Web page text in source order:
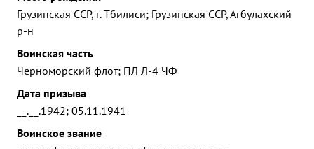
Грузинская ССР, г. Тбилиси; Грузинская ССР, Агбулахский
р-н
Воинская часть
Черноморский флот; ПЛ Л-4 ЧФ
Дата призыва
__.__.1942; 05.11.1941
Воинское звание